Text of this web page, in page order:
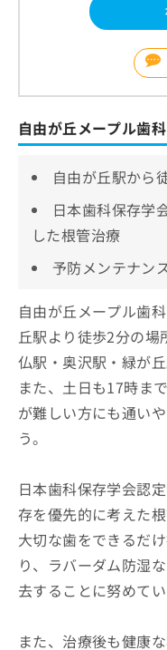
自由が丘メープル歯
自由が丘駅から
日本歯科保存学
した根管治療
予防メンテナン
自由が丘メープル歯
丘駅より徒歩2分の場
仏駅・奥沢駅・緑が
また、土日も17時ま
が難しい方にも通い
う。
日本歯科保存学会認
存を優先的に考えた根
大切な歯をできるだ
り、ラバーダム防湿
去することに努めてい
また、治療後も健康